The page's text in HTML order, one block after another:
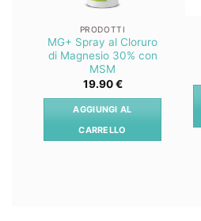
PRODOTTI
MG+ Spray al Cloruro
di Magnesio 30% con
MSM
19.90€
AGGIUNGI AL
CARRELLO